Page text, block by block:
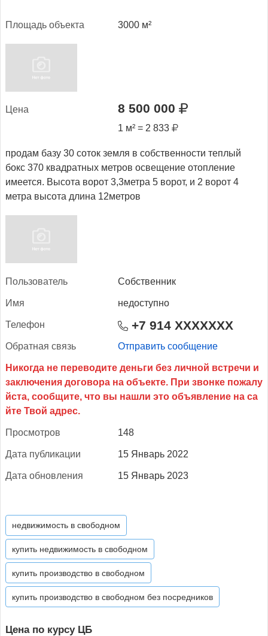
Пло­щадь объ­ек­та 3000 м²
Це­на 8 500 000
1 м² = 2 833
продам базу 30 соток земля в собственности теплый
бокс 370 квадратных метров освещение отопление
имеется. Высота ворот 3,3метра 5 ворот, и 2 ворот 4
метра высота длина 12метров
Поль­зо­ватель Собственник
Имя недоступно
Те­лефон +7 914 XXXXXXX
Об­ратная связь Отправить сообщение
Прос­мотров 148
Да­та пуб­ли­кации 15 Январь 2022
Да­та об­новле­ния 15 Январь 2023
недвижимость в свободном
купить недвижимость в свободном
купить производство в свободном
купить производство в свободном без посредников
Цена по курсу ЦБ